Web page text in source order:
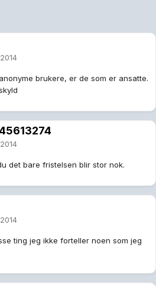
brukere, er de som er ansatte.
det bare fristelsen blir stor nok.
ting jeg ikke forteller noen som jeg